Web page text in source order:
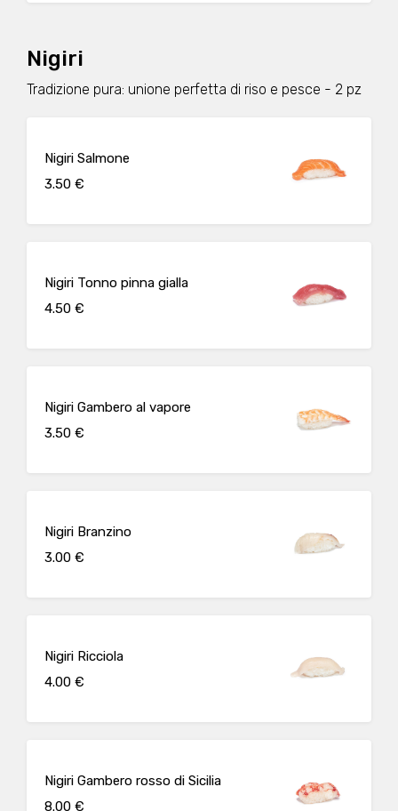
Nigiri
Tradizione pura: unione perfetta di riso e pesce - 2 pz
Nigiri Salmone
3.50 €
Nigiri Tonno pinna gialla
4.50 €
Nigiri Gambero al vapore
3.50 €
Nigiri Branzino
3.00 €
Nigiri Ricciola
4.00 €
Nigiri Gambero rosso di Sicilia
8.00 €